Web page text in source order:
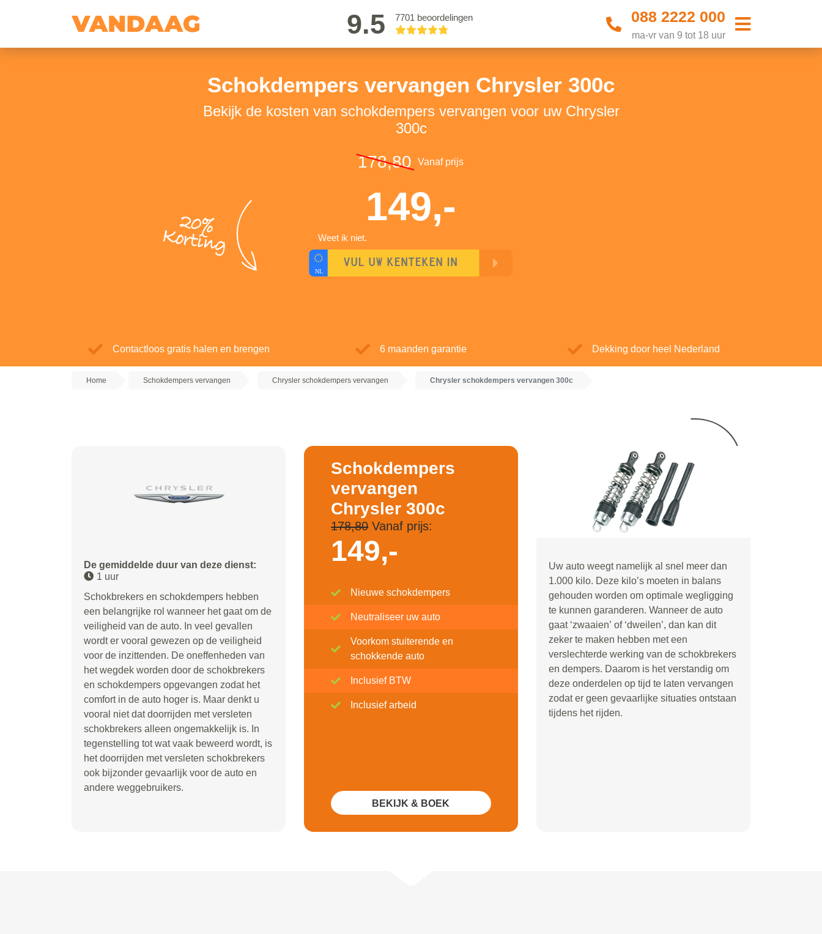
9.5 7701 beoordelingen 088 2222 000
ma-vr van 9 tot 18 uur
Schokdempers vervangen Chrysler 300c
Bekijk de kosten van schokdempers vervangen voor uw Chrysler
300c
20%
Korting
178,80 Vanaf prijs
149,-
Weet ik niet.
Contactloos gratis halen en brengen 6 maanden garantie Dekking door heel Nederland
Home Schokdempers vervangen Chrysler schokdempers vervangen Chrysler schokdempers vervangen 300c
De gemiddelde duur van deze dienst:
1 uur
Schokbrekers en schokdempers hebben
een belangrijke rol wanneer het gaat om de
veiligheid van de auto. In veel gevallen
wordt er vooral gewezen op de veiligheid
voor de inzittenden. De oneffenheden van
het wegdek worden door de schokbrekers
en schokdempers opgevangen zodat het
comfort in de auto hoger is. Maar denkt u
vooral niet dat doorrijden met versleten
schokbrekers alleen ongemakkelijk is. In
tegenstelling tot wat vaak beweerd wordt, is
het doorrijden met versleten schokbrekers
ook bijzonder gevaarlijk voor de auto en
andere weggebruikers.
Schokdempers
vervangen
Chrysler 300c
178,80Vanaf prijs:
149,-
Nieuwe schokdempers
Neutraliseer uw auto
Voorkom stuiterende en
schokkende auto
Inclusief BTW
Inclusief arbeid
BEKIJK & BOEK
Uw auto weegt namelijk al snel meer dan
1.000 kilo. Deze kilo’s moeten in balans
gehouden worden om optimale wegligging
te kunnen garanderen. Wanneer de auto
gaat ‘zwaaien’ of ‘dweilen’, dan kan dit
zeker te maken hebben met een
verslechterde werking van de schokbrekers
en dempers. Daarom is het verstandig om
deze onderdelen op tijd te laten vervangen
zodat er geen gevaarlijke situaties ontstaan
tijdens het rijden.